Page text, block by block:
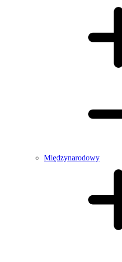
Międzynarodowy